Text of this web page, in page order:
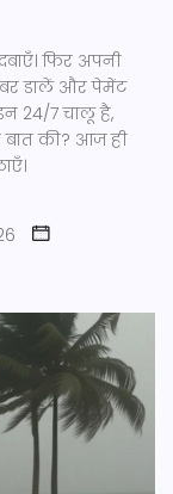
फिर अपनी
डालें और पेमेंट
24/7 चालू है,
की? आज ही